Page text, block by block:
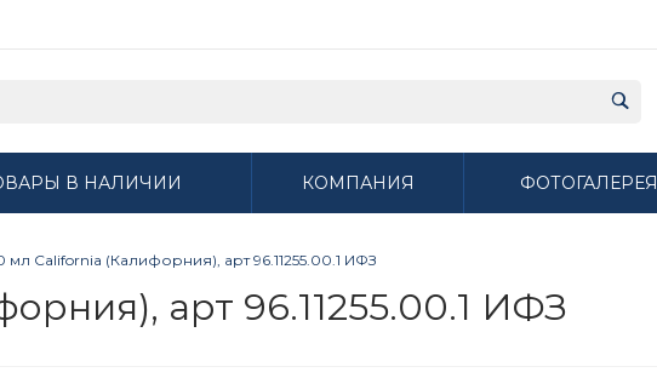
В НАЛИЧИИ КОМПАНИЯ ФОТОГАЛЕРЕЯ
California (Калифорния), арт 96.11255.00.1 ИФЗ
арт 96.11255.00.1 ИФЗ